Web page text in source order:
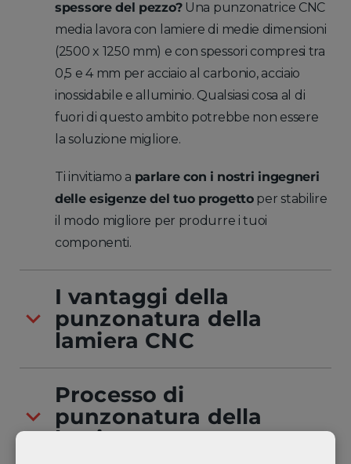
spessore del pezzo?Una punzonatrice CNC
media lavora con lamiere di medie dimensioni
(2500 x 1250 mm) e con spessori compresi tra
0,5 e 4 mm per acciaio al carbonio, acciaio
inossidabile e alluminio. Qualsiasi cosa al di
fuori di questo ambito potrebbe non essere
la soluzione migliore.
Ti invitiamo a parlare con i nostri ingegneri
delle esigenze del tuo progettoper stabilire
il modo migliore per produrre i tuoi
componenti.
I vantaggi della
punzonatura della
lamiera CNC
Processo di
punzonatura della
lamiera